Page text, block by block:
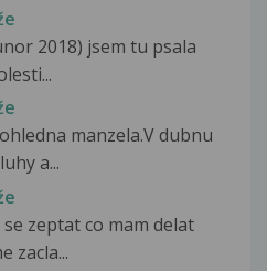
2018) jsem tu psala
manzela.V dubnu
a...
zeptat co mam delat
zacla...